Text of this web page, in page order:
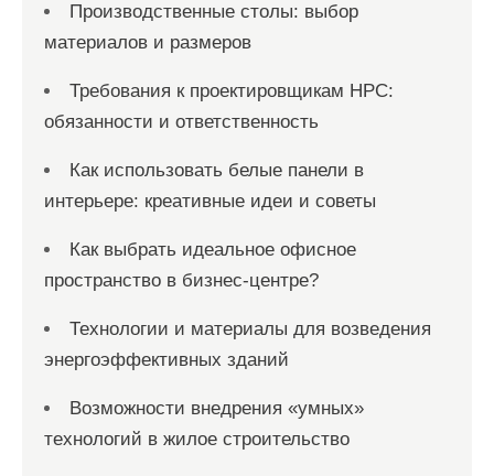
Производственные столы: выбор
материалов и размеров
Требования к проектировщикам НРС:
обязанности и ответственность
Как использовать белые панели в
интерьере: креативные идеи и советы
Как выбрать идеальное офисное
пространство в бизнес-центре?
Технологии и материалы для возведения
энергоэффективных зданий
Возможности внедрения «умных»
технологий в жилое строительство